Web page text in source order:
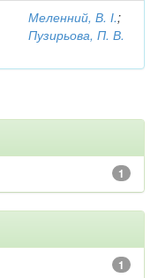
Меленний, В. І.;
Пузирьова, П. В.
1
1